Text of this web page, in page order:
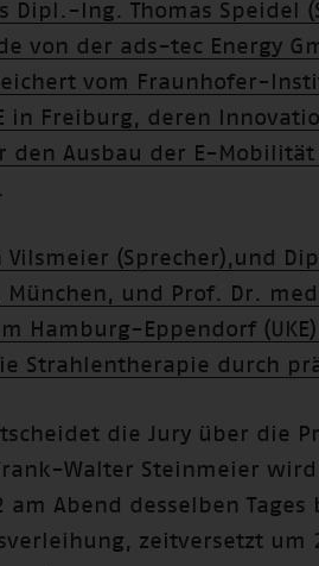
Dipl.-Ing. Thomas Speidel
von der ads-tec Energy
vom Fraunhofer-
in Freiburg, deren
den Ausbau der E-
.
Vilsmeier (Sprecher),und
München, und Prof. Dr.
Hamburg-Eppendorf
Strahlentherapie durch
die Jury über die
Walter Steinmeier wird
am Abend desselben
zeitversetzt um